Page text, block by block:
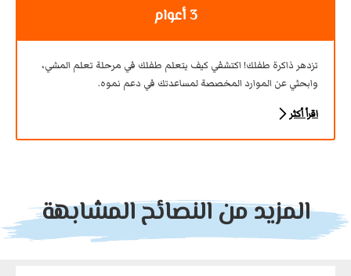
3 أعوام
تزدهر ذاكرة طفلك! اكتشفي كيف يتعلم طفلك في مرحلة تعلم المشي،
وابحثي عن الموارد المخصصة لمساعدتك في دعم نموه.
اقرأ أكثر
المزيد من النصائح المشابهة